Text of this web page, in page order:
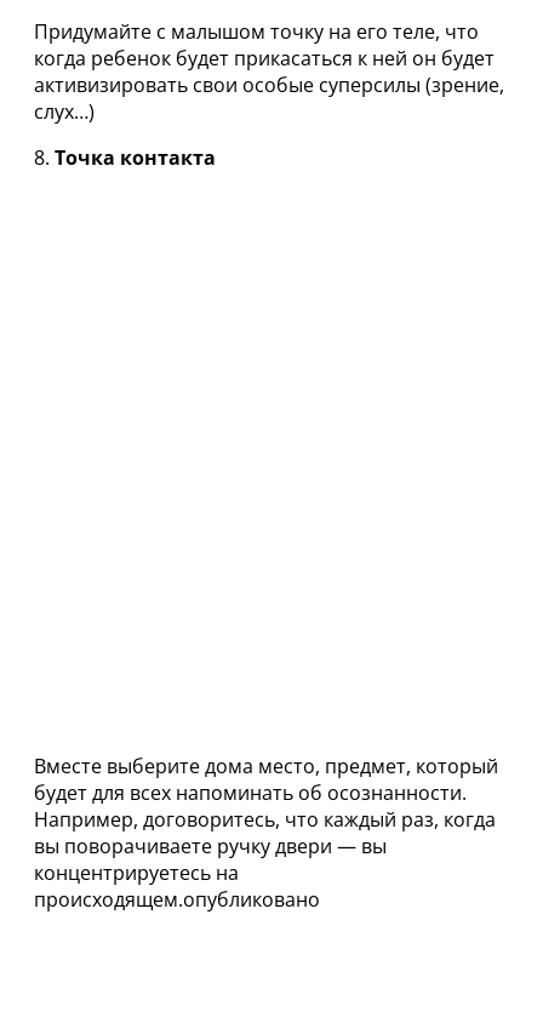
Придумайте с малышом точку на его теле, что
когда ребенок будет прикасаться к ней он будет
активизировать свои особые суперсилы (зрение,
слух…)
8. Точка контакта
Вместе выберите дома место, предмет, который
будет для всех напоминать об осознанности.
Например, договоритесь, что каждый раз, когда
вы поворачиваете ручку двери — вы
концентрируетесь на
происходящем.опубликовано